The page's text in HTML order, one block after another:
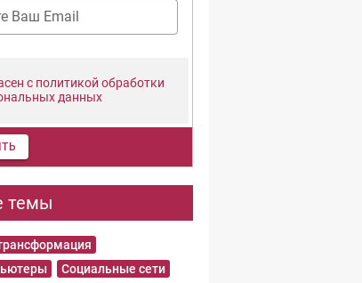
Ваш Email
с политикой обработки
данных
темы
Социальные сети